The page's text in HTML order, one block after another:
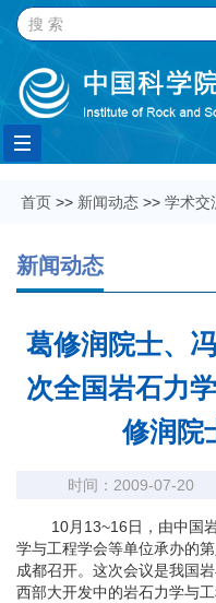
Toggle
navigation
首页 >> 新闻动态 >> 学术交
新闻动态
葛修润院士、
次全国岩石力
修润院
时间：2009-07-20
10月13~16日，由中国岩
学与工程学会等单位承办的
成都召开。这次会议是我国
西部大开发中的岩石力学与